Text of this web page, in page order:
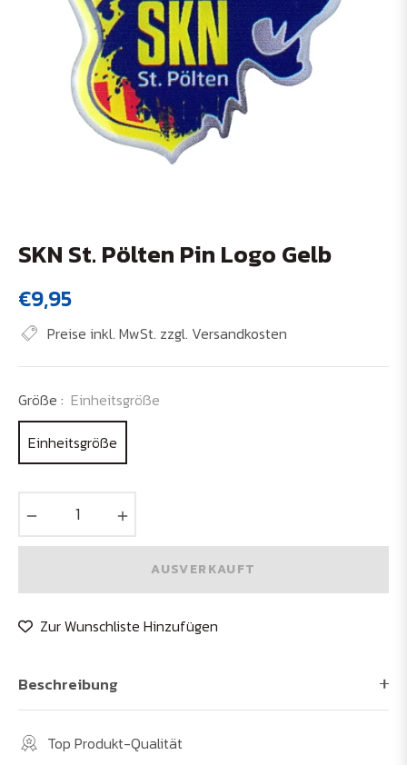
SKN St. Pölten Pin Logo Gelb
Normaler
Preis
€9,95
Preise inkl. MwSt. zzgl. Versandkosten
Größe : Einheitsgröße
Einheitsgröße
AUSVERKAUFT
Zur Wunschliste Hinzufügen
Beschreibung
Top Produkt-Qualität